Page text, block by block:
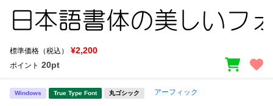
標準価格（税込） ¥2,200
ポイント 20pt
Windows True Type Font 丸ゴシック アーフィック